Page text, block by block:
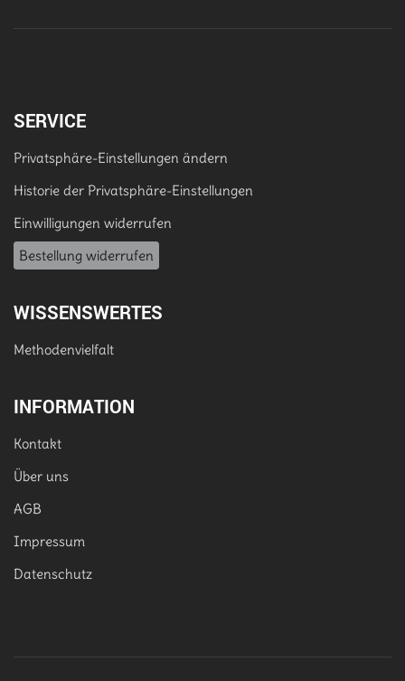
SERVICE
Privatsphäre-Einstellungen ändern
Historie der Privatsphäre-Einstellungen
Einwilligungen widerrufen
Bestellung widerrufen
WISSENSWERTES
Methodenvielfalt
INFORMATION
Kontakt
Über uns
AGB
Impressum
Datenschutz